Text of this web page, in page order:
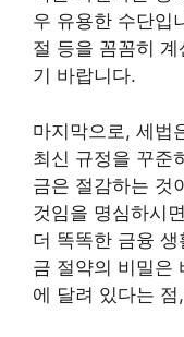
우 유용한 수단입
절 등을 꼼꼼히
기 바랍니다.
마지막으로, 세법
최신 규정을 꾸준
금은 절감하는 것
것임을 명심하시
더 똑똑한 금융
금 절약의 비밀은
에 달려 있다는